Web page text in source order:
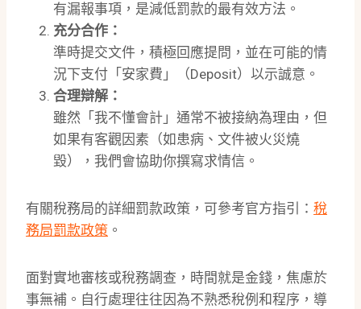
有漏報事項，是減低罰款的最有效方法。
充分合作：
準時提交文件，積極回應提問，並在可能的情
況下支付「安家費」（Deposit）以示誠意。
合理辯解：
雖然「我不懂會計」通常不被接納為理由，但
如果有客觀因素（如患病、文件被火災燒
毀），我們會協助你撰寫求情信。
有關稅務局的詳細罰款政策，可參考官方指引： 稅
務局罰款政策 。
面對實地審核或稅務調查，時間就是金錢，焦慮於
事無補。自行處理往往因為不熟悉稅例和程序，導